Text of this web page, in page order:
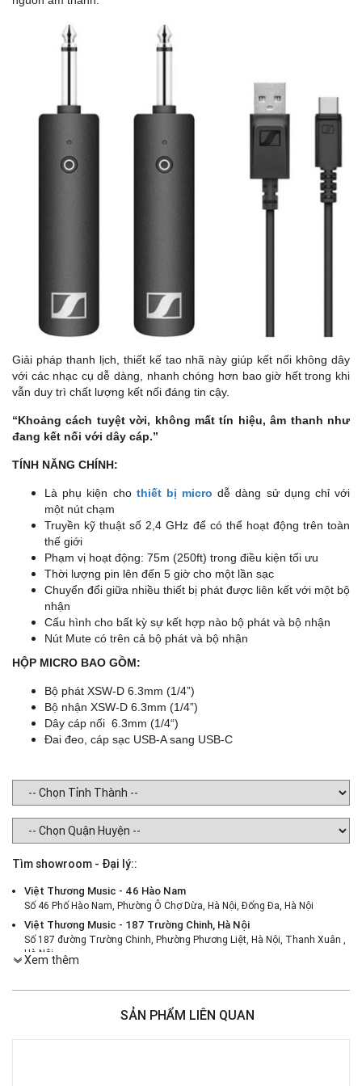
Giải pháp thanh lịch, thiết kế tao nhã này giúp kết nối không dây
với các nhạc cụ dễ dàng, nhanh chóng hơn bao giờ hết trong khi
vẫn duy trì chất lượng kết nối đáng tin cậy.
“Khoảng cách tuyệt vời, không mất tín hiệu, âm thanh như
đang kết nối với dây cáp.”
TÍNH NĂNG CHÍNH:
Là phụ kiện cho thiết bị micro dễ dàng sử dụng chỉ với
một nút chạm
Truyền kỹ thuật số 2,4 GHz để có thể hoạt động trên toàn
thế giới
Phạm vị hoạt động: 75m (250ft) trong điều kiện tối ưu
Thời lượng pin lên đến 5 giờ cho một lần sạc
Chuyển đổi giữa nhiều thiết bị phát được liên kết với một bộ
nhận
Cấu hình cho bất kỳ sự kết hợp nào bộ phát và bộ nhận
Nút Mute có trên cả bộ phát và bộ nhận
HỘP MICRO BAO GỒM:
Bộ phát XSW-D 6.3mm (1/4”)
Bộ nhận XSW-D 6.3mm (1/4”)
Dây cáp nối 6.3mm (1/4“)
Đai đeo, cáp sạc USB-A sang USB-C
Tìm showroom - Đại lý::
Việt Thương Music - 46 Hào Nam
Số 46 Phố Hào Nam, Phường Ô Chợ Dừa, Hà Nội, Đống Đa, Hà Nội
Việt Thương Music - 187 Trường Chinh, Hà Nội
Số 187 đường Trường Chinh, Phường Phương Liệt, Hà Nội, Thanh Xuân ,
Hà Nội
Việt Thương Music - 369 Điện Biên Phủ
Xem thêm
SẢN PHẨM LIÊN QUAN